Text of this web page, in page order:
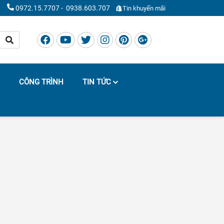
0972.15.7707- 0938.603.707 Tin khuyến mãi
CÔNG TRÌNH TIN TỨC